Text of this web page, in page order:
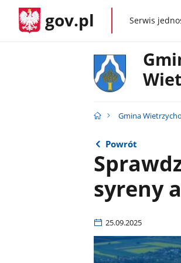
gov.pl gov.plSerwis
Gmina
Powrót
syreny
25.09.2025